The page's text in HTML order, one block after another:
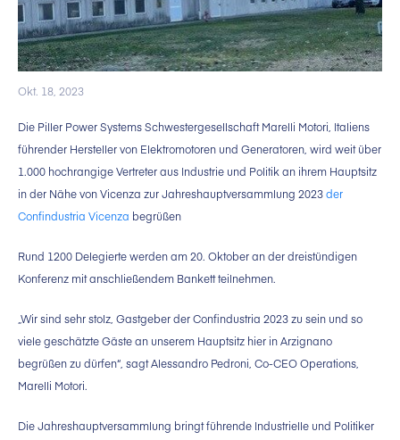
Okt. 18, 2023
Die Piller Power Systems Schwestergesellschaft Marelli Motori, Italiens
führender Hersteller von Elektromotoren und Generatoren, wird weit über
1.000 hochrangige Vertreter aus Industrie und Politik an ihrem Hauptsitz
in der Nähe von Vicenza zur Jahreshauptversammlung 2023der
Confindustria Vicenza begrüßen
Rund 1200 Delegierte werden am 20. Oktober an der dreistündigen
Konferenz mit anschließendem Bankett teilnehmen.
„Wir sind sehr stolz, Gastgeber der Confindustria 2023 zu sein und so
viele geschätzte Gäste an unserem Hauptsitz hier in Arzignano
begrüßen zu dürfen“, sagt Alessandro Pedroni, Co-CEO Operations,
Marelli Motori.
Die Jahreshauptversammlung bringt führende Industrielle und Politiker